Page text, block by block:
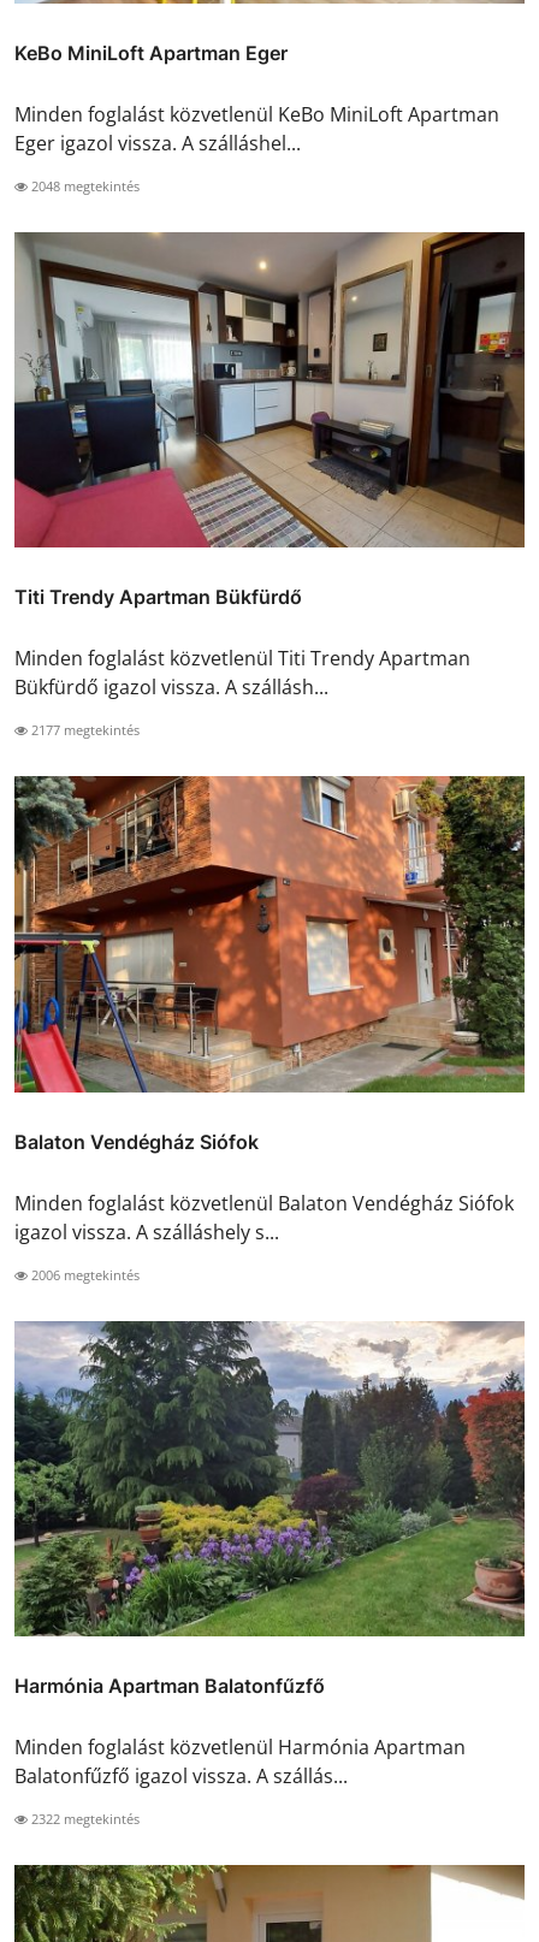
KeBo MiniLoft Apartman Eger
Minden foglalást közvetlenül KeBo MiniLoft Apartman
Eger igazol vissza. A szálláshel...
2048 megtekintés
Titi Trendy Apartman Bükfürdő
Minden foglalást közvetlenül Titi Trendy Apartman
Bükfürdő igazol vissza. A szállásh...
2177 megtekintés
Balaton Vendégház Siófok
Minden foglalást közvetlenül Balaton Vendégház Siófok
igazol vissza. A szálláshely s...
2006 megtekintés
Harmónia Apartman Balatonfűzfő
Minden foglalást közvetlenül Harmónia Apartman
Balatonfűzfő igazol vissza. A szállás...
2322 megtekintés